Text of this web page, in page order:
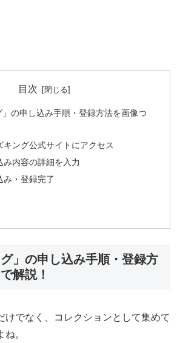
目次
」の申し込み手順・登録方法を画像つ
キング公式サイトにアクセス
み内容の詳細を入力
み・登録完了
グ」の申し込み手順・登録方
解説！
けでなく、コレクションとして集めて
。